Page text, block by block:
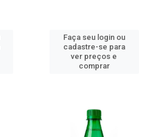
Faça seu login ou
cadastre-se para
ver preços e
comprar